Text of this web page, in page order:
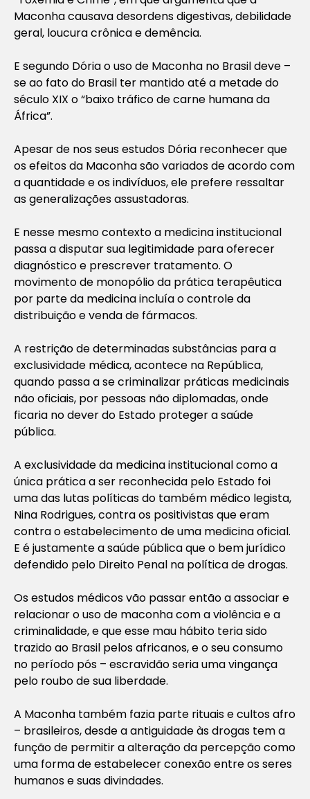
Maconha causava desordens digestivas, debilidade
geral, loucura crônica e demência.
E segundo Dória o uso de Maconha no Brasil deve –
se ao fato do Brasil ter mantido até a metade do
século XIX o “baixo tráfico de carne humana da
África”.
Apesar de nos seus estudos Dória reconhecer que
os efeitos da Maconha são variados de acordo com
a quantidade e os indivíduos, ele prefere ressaltar
as generalizações assustadoras.
E nesse mesmo contexto a medicina institucional
passa a disputar sua legitimidade para oferecer
diagnóstico e prescrever tratamento. O
movimento de monopólio da prática terapêutica
por parte da medicina incluía o controle da
distribuição e venda de fármacos.
A restrição de determinadas substâncias para a
exclusividade médica, acontece na República,
quando passa a se criminalizar práticas medicinais
não oficiais, por pessoas não diplomadas, onde
ficaria no dever do Estado proteger a saúde
pública.
A exclusividade da medicina institucional como a
única prática a ser reconhecida pelo Estado foi
uma das lutas políticas do também médico legista,
Nina Rodrigues, contra os positivistas que eram
contra o estabelecimento de uma medicina oficial.
E é justamente a saúde pública que o bem jurídico
defendido pelo Direito Penal na política de drogas.
Os estudos médicos vão passar então a associar e
relacionar o uso de maconha com a violência e a
criminalidade, e que esse mau hábito teria sido
trazido ao Brasil pelos africanos, e o seu consumo
no período pós – escravidão seria uma vingança
pelo roubo de sua liberdade.
A Maconha também fazia parte rituais e cultos afro
– brasileiros, desde a antiguidade às drogas tem a
função de permitir a alteração da percepção como
uma forma de estabelecer conexão entre os seres
humanos e suas divindades.